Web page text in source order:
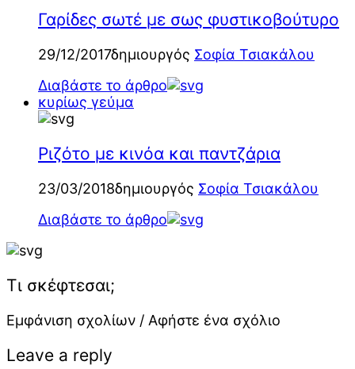
Γαρίδες σωτέ με σως φυστικοβούτυρο
29/12/2017δημιουργός Σοφία Τσιακάλου
Διαβάστε το άρθρο
κυρίως γεύμα
Ριζότο με κινόα και παντζάρια
23/03/2018δημιουργός Σοφία Τσιακάλου
Διαβάστε το άρθρο
Τι σκέφτεσαι;
Εμφάνιση σχολίων / Αφήστε ένα σχόλιο
Leave a reply